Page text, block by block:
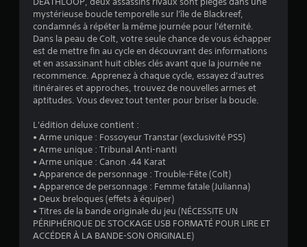
i
c
k
s
v
o
u
s
s
n
t
p
r
o
p
o
s
é
e
o
n
s
u
l
t
e
r
l
t
u
t
o
r
i
e
l
d
u
mystérieuse boucle temporelle sur l'île de Blackreef,
condamnés à répéter la même journée pour l'éternité.
Dans la peau de Colt, votre seule chance de vous échapper
est de mettre fin au cycle en découvrant des informations
et en assassinant huit cibles clés avant que la journée ne
recommence. Apprenez à chaque cycle, essayez d'autres
itinéraires et approches, trouvez de nouvelles armes et
aptitudes. Vous devez tout tenter pour briser la boucle.
L'édition deluxe contient :
• Arme unique : Fossoyeur Transtar (exclusivité PS5)
• Arme unique : Tribunal Anti-nanti
• Arme unique : Canon .44 Karat
• Apparence de personnage : Trouble-Fête (Colt)
• Apparence de personnage : Femme fatale (Julianna)
• Deux breloques (effets à équiper)
• Titres de la bande originale du jeu (NÉCESSITE UN
PÉRIPHÉRIQUE DE STOCKAGE USB FORMATÉ POUR LIRE ET
ACCÉDER À LA BANDE-SON ORIGINALE)